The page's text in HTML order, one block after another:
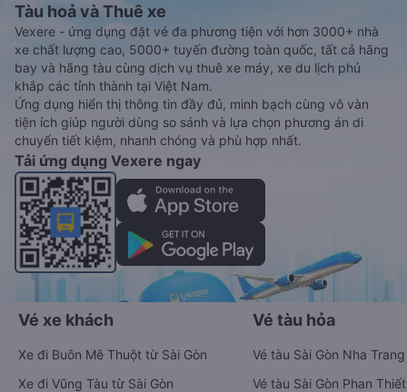
Tàu hoả và Thuê xe
Vexere - ứng dụng đặt vé đa phương tiện với hơn 3000+ nhà
xe chất lượng cao, 5000+ tuyến đường toàn quốc, tất cả hãng
bay và hãng tàu cùng dịch vụ thuê xe máy, xe du lịch phủ
khắp các tỉnh thành tại Việt Nam.
Ứng dụng hiển thị thông tin đầy đủ, minh bạch cùng vô vàn
tiện ích giúp người dùng so sánh và lựa chọn phương án di
chuyển tiết kiệm, nhanh chóng và phù hợp nhất.
Tải ứng dụng Vexere ngay
Vé xe khách
Xe đi Buôn Mê Thuột từ Sài Gòn
Xe đi Vũng Tàu từ Sài Gòn
Vé tàu hỏa
Vé tàu Sài Gòn Nha Trang
Vé tàu Sài Gòn Phan Thiết